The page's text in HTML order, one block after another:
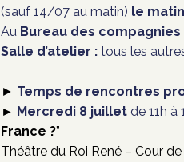
(sauf 14/07 au matin) le
Au Bureau des compagnies
Salle d’atelier :tous les
► Temps de rencontres
► Mercredi 8 juillet de 11h à
France ?”
Théâtre du Roi René – Cour de